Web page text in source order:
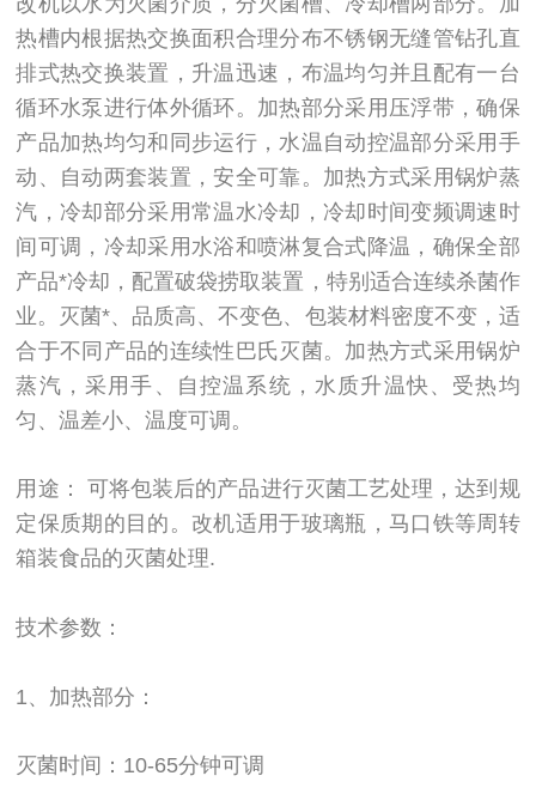
热槽内根据热交换面积合理分布不锈钢无缝管钻孔直
排式热交换装置，升温迅速，布温均匀并且配有一台
循环水泵进行体外循环。加热部分采用压浮带，确保
产品加热均匀和同步运行，水温自动控温部分采用手
动、自动两套装置，安全可靠。加热方式采用锅炉蒸
汽，冷却部分采用常温水冷却，冷却时间变频调速时
间可调，冷却采用水浴和喷淋复合式降温，确保全部
产品*冷却，配置破袋捞取装置，特别适合连续杀菌作
业。灭菌*、品质高、不变色、包装材料密度不变，适
合于不同产品的连续性巴氏灭菌。加热方式采用锅炉
蒸汽，采用手、自控温系统，水质升温快、受热均
匀、温差小、温度可调。
用途： 可将包装后的产品进行灭菌工艺处理，达到规
定保质期的目的。改机适用于玻璃瓶，马口铁等周转
箱装食品的灭菌处理.
技术参数：
1、加热部分：
灭菌时间：10-65分钟可调